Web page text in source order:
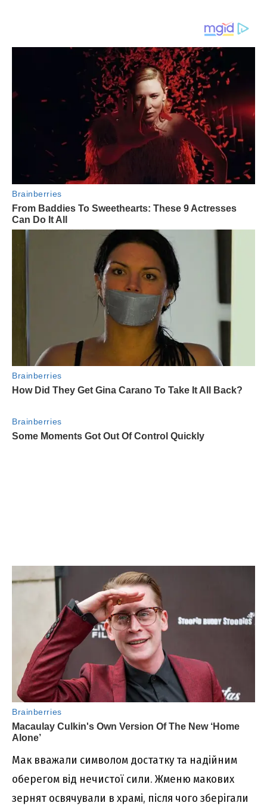
Мак вважали символом достатку та надійним
оберегом від нечистої сили. Жменю макових
зернят освячували в храмі, після чого зберігали